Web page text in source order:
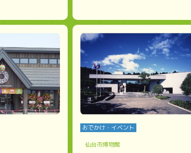
おでかけ・イベント
仙台市博物館